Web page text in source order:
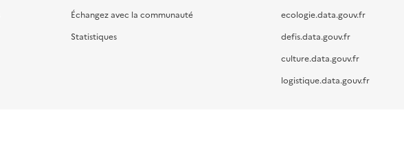
Échangez avec la communauté
Statistiques
ecologie.data.gouv.fr
defis.data.gouv.fr
culture.data.gouv.fr
logistique.data.gouv.fr